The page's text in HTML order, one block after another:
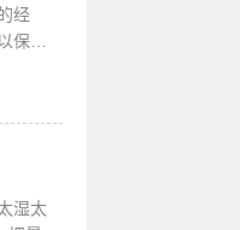
经
保持
湿太